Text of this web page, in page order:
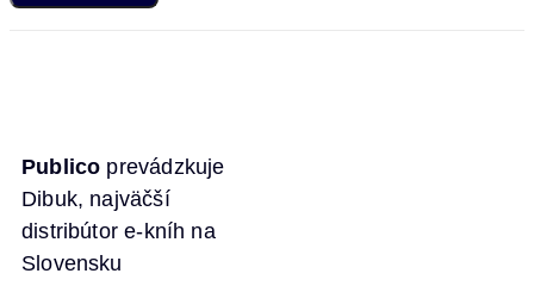
Publico prevádzkuje
Dibuk, najväčší
distribútor e-kníh na
Slovensku